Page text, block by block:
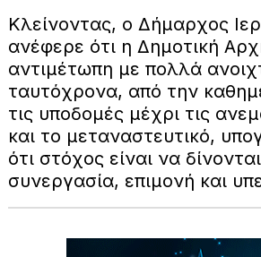
Κλείνοντας, ο Δήμαρχος
ανέφερε ότι η Δημοτική
αντιμέτωπη με πολλά
ταυτόχρονα, από την
τις υποδομές μέχρι τις
και το μεταναστευτικό,
ότι στόχος είναι να
συνεργασία, επιμονή και